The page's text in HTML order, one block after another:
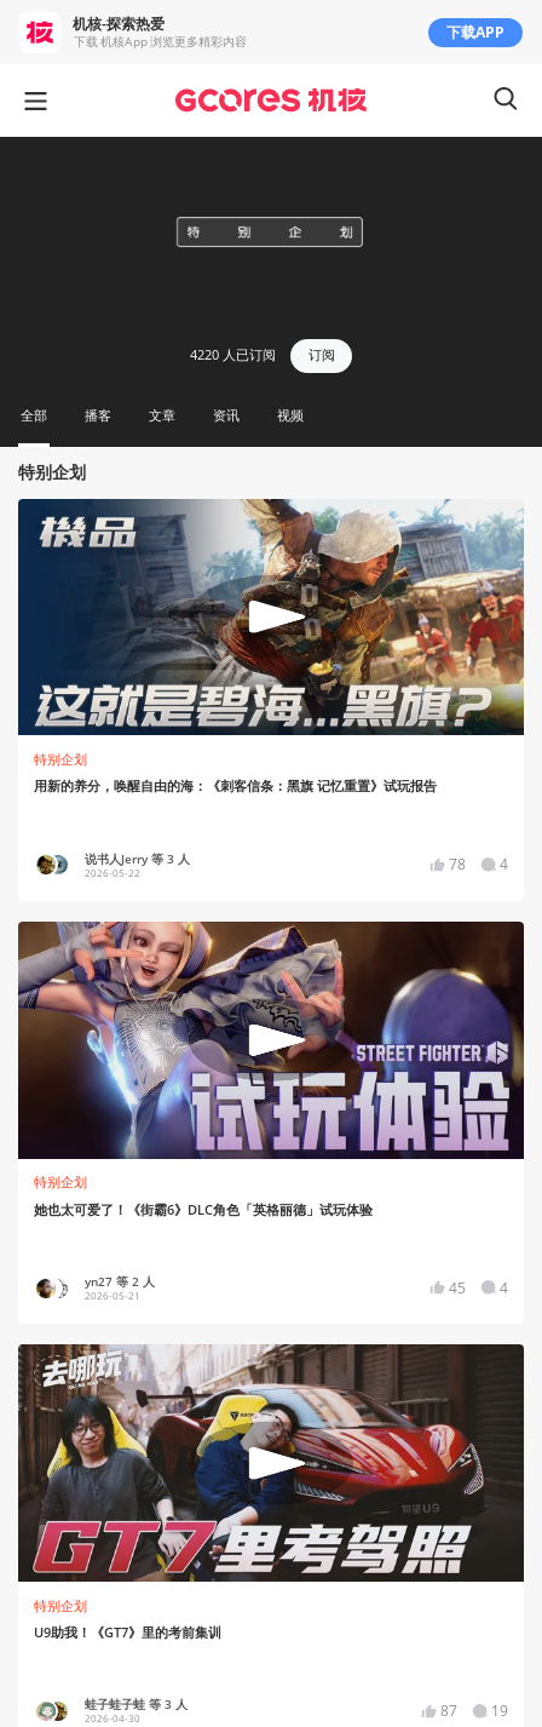
4220 人已订阅 订阅
全部 播客 文章 资讯 视频
特别企划
特别企划
用新的养分，唤醒自由的海：《刺客信条：黑旗 记忆重置》试玩报告
说书人Jerry 等 3 人
2026-05-22 78 4
特别企划
她也太可爱了！《街霸6》DLC角色「英格丽德」试玩体验
yn27 等 2 人
2026-05-21 45 4
特别企划
U9助我！《GT7》里的考前集训
蛙子蛙子蛙 等 3 人
2026-04-30 87 19
机核-探索热爱
下载 机核App 浏览更多精彩内容 下载APP